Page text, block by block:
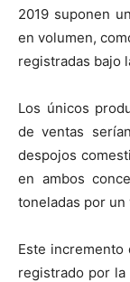
2019 suponen
en volumen,
registradas bajo
Los únicos
de ventas
despojos
en ambos
toneladas por un
Este incremento
registrado por la